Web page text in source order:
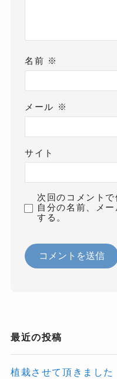
名前 ※
メール ※
サイト
次回のコメント
自分の名前、メ
する。
最近の投稿
植栽させて頂きました